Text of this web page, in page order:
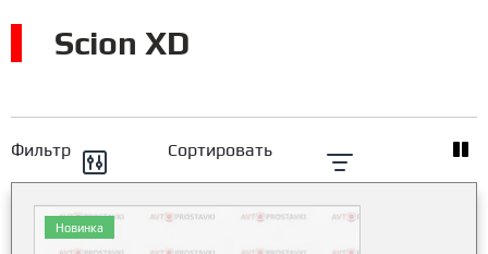
Scion XD
Фильтр Сортировать
Новинка